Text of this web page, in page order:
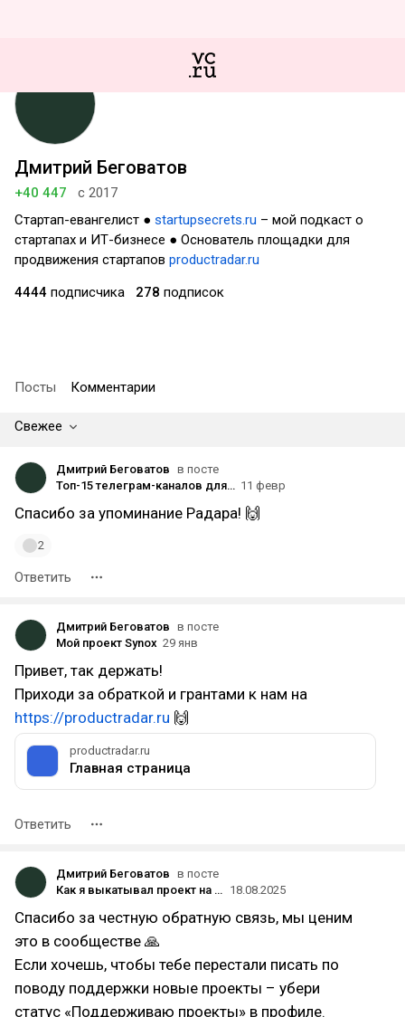
Дмитрий Беговатов
+40 447
с 2017
Стартап-евангелист ● startupsecrets.ru – мой подкаст о
стартапах и ИТ-бизнесе ● Основатель площадки для
продвижения стартапов productradar.ru
4444 подписчика 278 подписок
Посты Комментарии
Свежее
Дмитрий Беговатов в посте
Топ-15 телеграм-каналов для предпринимателей, которые читают, а не пролистывают 11 февр
Спасибо за упоминание Радара! 🙌
2
Ответить
Дмитрий Беговатов в посте
Мой проект Synox 29 янв
Привет, так держать!
Приходи за обраткой и грантами к нам на
https://productradar.ru 🙌
productradar.ru
Главная страница
Ответить
Дмитрий Беговатов в посте
Как я выкатывал проект на Product Radar — честный опыт 18.08.2025
Спасибо за честную обратную связь, мы ценим
это в сообществе 🙏
Если хочешь, чтобы тебе перестали писать по
поводу поддержки новые проекты – убери
статус «Поддерживаю проекты» в профиле.